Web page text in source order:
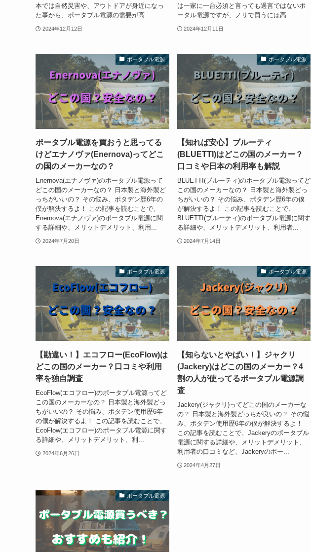
本では自然災害や、アウトドアが身近になっ
た事から、ポータブル電源の需要が高...
2024年12月12日
は一家に一台必須と言っても過言ではないポ
ータル電源ですが、ノリで買うには高...
2024年12月11日
ポータブル電源
ポータブル電源を買おうと思ってる
けどエナノヴァ(Enernova)ってどこ
の国のメーカーなの？
Enernova(エナノヴァ)のポータブル電源って
どこの国のメーカーなの？ 日本製と海外製ど
っちがいいの？ その悩み、ポタデン歴6年の
僕が解決するよ！ この記事を読むことで、
Enernova(エナノヴァ)のポータブル電源に関
する詳細や、メリットデメリット、利用...
2024年7月20日
ポータブル電源
【知れば安心】ブルーティ
(BLUETTI)はどこの国のメーカー？
口コミや日本の利用率も解説
BLUETTI(ブルーティ)のポータブル電源ってど
この国のメーカーなの？ 日本製と海外製どっ
ちがいいの？ その悩み、ポタデン歴6年の僕
が解決するよ！ この記事を読むことで、
BLUETTI(ブルーティ)のポータブル電源に関す
る詳細や、メリットデメリット、利用者...
2024年7月14日
ポータブル電源
【勘違い！】エコフロー(EcoFlow)は
どこの国のメーカー？口コミや利用
率を独自調査
EcoFlow(エコフロー)のポータブル電源ってど
この国のメーカーなの？ 日本製と海外製どっ
ちがいいの？ その悩み、ポタデン使用歴6年
の僕が解決するよ！ この記事を読むことで、
EcoFlow(エコフロー)のポータブル電源に関す
る詳細や、メリットデメリット、利...
2024年6月26日
ポータブル電源
【知らないとやばい！】ジャクリ
(Jackery)はどこの国のメーカー？4
割の人が使ってるポータブル電源調
査
Jackery(ジャクリ)ってどこの国のメーカーな
の？ 日本製と海外製どっちが良いの？ その悩
み、ポタデン使用歴6年の僕が解決するよ！
この記事を読むことで、Jackeryのポータブル
電源に関する詳細や、メリットデメリット、
利用者の口コミなど、Jackeryのポー...
2024年4月27日
ポータブル電源